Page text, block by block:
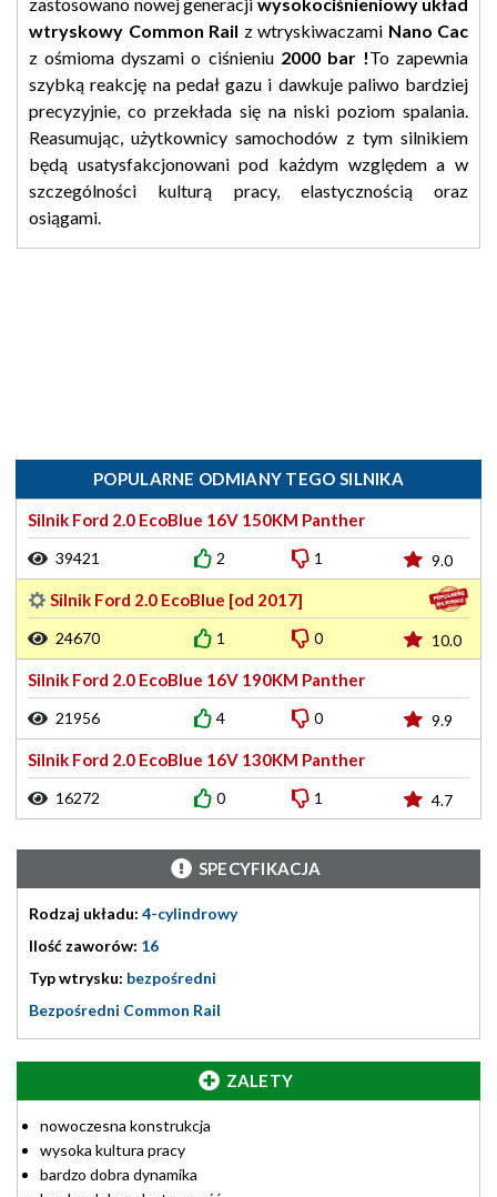
wtryskowy Common Rail z wtryskiwaczami Nano Cac
z ośmioma dyszami o ciśnieniu 2000 bar !To zapewnia
szybką reakcję na pedał gazu i dawkuje paliwo bardziej
precyzyjnie, co przekłada się na niski poziom spalania.
Reasumując, użytkownicy samochodów z tym silnikiem
będą usatysfakcjonowani pod każdym względem a w
szczególności kulturą pracy, elastycznością oraz
osiągami.
POPULARNE ODMIANY TEGO SILNIKA
Silnik Ford 2.0 EcoBlue 16V 150KM Panther
39421 2 1 9.0
Silnik Ford 2.0 EcoBlue [od 2017]
24670 1 0 10.0
Silnik Ford 2.0 EcoBlue 16V 190KM Panther
21956 4 0 9.9
Silnik Ford 2.0 EcoBlue 16V 130KM Panther
16272 0 1 4.7
SPECYFIKACJA
Rodzaj układu: 4-cylindrowy
Ilość zaworów: 16
Typ wtrysku: bezpośredni
Bezpośredni Common Rail
ZALETY
nowoczesna konstrukcja
wysoka kultura pracy
bardzo dobra dynamika